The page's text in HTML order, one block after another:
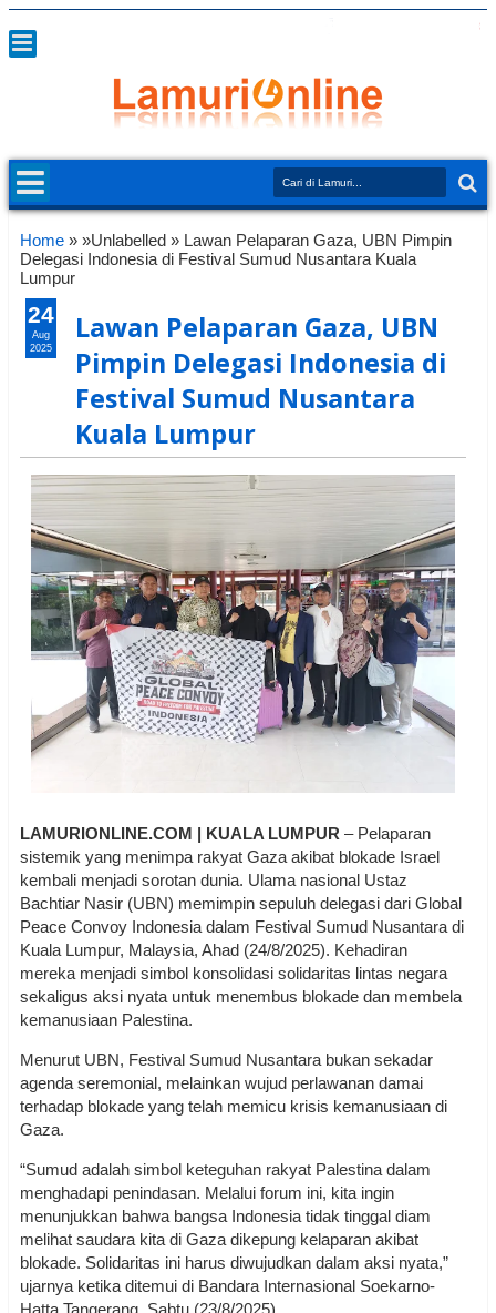
Home » »Unlabelled » Lawan Pelaparan Gaza, UBN Pimpin
Delegasi Indonesia di Festival Sumud Nusantara Kuala
Lumpur
Lawan Pelaparan Gaza, UBN
Pimpin Delegasi Indonesia di
Festival Sumud Nusantara
Kuala Lumpur
LAMURIONLINE.COM | KUALA LUMPUR – Pelaparan
sistemik yang menimpa rakyat Gaza akibat blokade Israel
kembali menjadi sorotan dunia. Ulama nasional Ustaz
Bachtiar Nasir (UBN) memimpin sepuluh delegasi dari Global
Peace Convoy Indonesia dalam Festival Sumud Nusantara di
Kuala Lumpur, Malaysia, Ahad (24/8/2025). Kehadiran
mereka menjadi simbol konsolidasi solidaritas lintas negara
sekaligus aksi nyata untuk menembus blokade dan membela
kemanusiaan Palestina.
Menurut UBN, Festival Sumud Nusantara bukan sekadar
agenda seremonial, melainkan wujud perlawanan damai
terhadap blokade yang telah memicu krisis kemanusiaan di
Gaza.
“Sumud adalah simbol keteguhan rakyat Palestina dalam
menghadapi penindasan. Melalui forum ini, kita ingin
menunjukkan bahwa bangsa Indonesia tidak tinggal diam
melihat saudara kita di Gaza dikepung kelaparan akibat
blokade. Solidaritas ini harus diwujudkan dalam aksi nyata,”
ujarnya ketika ditemui di Bandara Internasional Soekarno-
24
Aug
2025